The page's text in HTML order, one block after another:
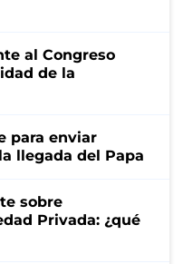
al Congreso
de la
para enviar
llegada del Papa
sobre
Privada: ¿qué